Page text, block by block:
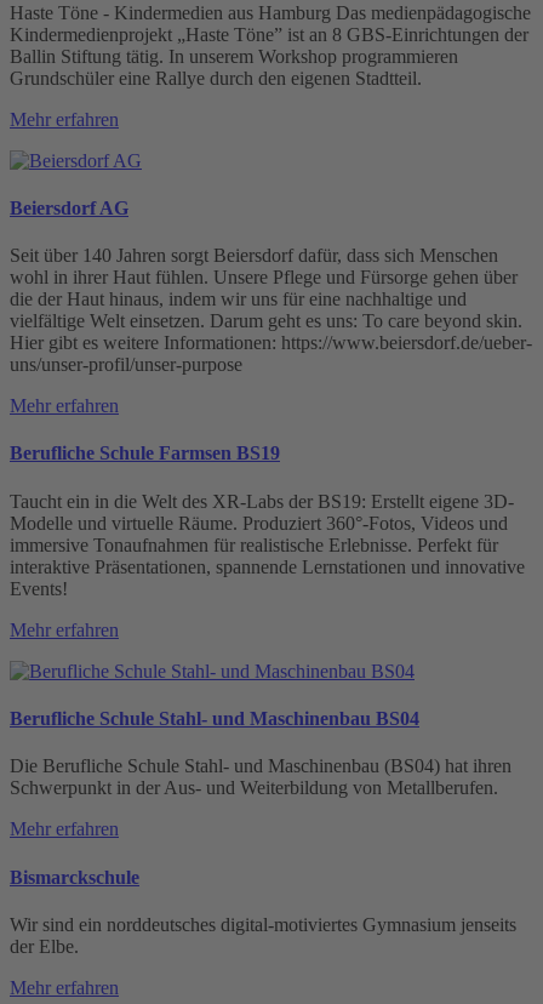
Haste Töne - Kindermedien aus Hamburg Das medienpädagogische
Kindermedienprojekt „Haste Töne” ist an 8 GBS-Einrichtungen der
Ballin Stiftung tätig. In unserem Workshop programmieren
Grundschüler eine Rallye durch den eigenen Stadtteil.
Mehr erfahren
Beiersdorf AG
Seit über 140 Jahren sorgt Beiersdorf dafür, dass sich Menschen
wohl in ihrer Haut fühlen. Unsere Pflege und Fürsorge gehen über
die der Haut hinaus, indem wir uns für eine nachhaltige und
vielfältige Welt einsetzen. Darum geht es uns: To care beyond skin.
Hier gibt es weitere Informationen: https://www.beiersdorf.de/ueber-
uns/unser-profil/unser-purpose
Mehr erfahren
Berufliche Schule Farmsen BS19
Taucht ein in die Welt des XR-Labs der BS19: Erstellt eigene 3D-
Modelle und virtuelle Räume. Produziert 360°-Fotos, Videos und
immersive Tonaufnahmen für realistische Erlebnisse. Perfekt für
interaktive Präsentationen, spannende Lernstationen und innovative
Events!
Mehr erfahren
Berufliche Schule Stahl- und Maschinenbau BS04
Die Berufliche Schule Stahl- und Maschinenbau (BS04) hat ihren
Schwerpunkt in der Aus- und Weiterbildung von Metallberufen.
Mehr erfahren
Bismarckschule
Wir sind ein norddeutsches digital-motiviertes Gymnasium jenseits
der Elbe.
Mehr erfahren